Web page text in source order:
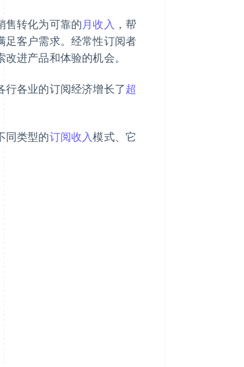
售转化为可靠的 月收入 ，帮
足客户需求。经常性订阅者
进产品和体验的机会。
行各业的订阅经济增长了超
同类型的订阅收入模式、它